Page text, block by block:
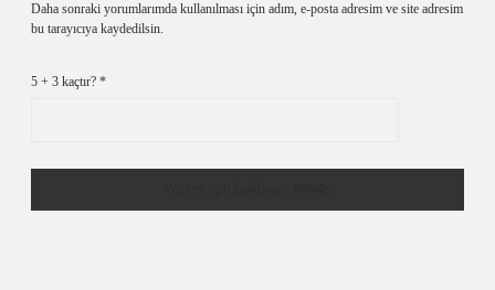
Daha sonraki yorumlarımda kullanılması için adım, e-posta adresim ve site adresim
bu tarayıcıya kaydedilsin.
5 + 3 kaçtır? *